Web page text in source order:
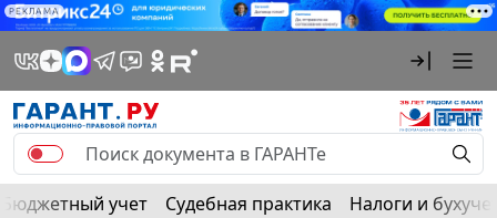
РЕКЛАМА
Бюджетный учет Судебная практика Налоги и